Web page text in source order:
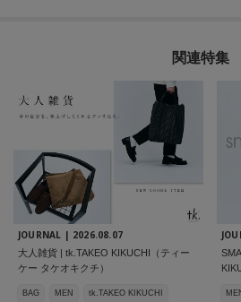
関連特集
JOURNAL | 2026.08.07
大人雑貨 | tk.TAKEO KIKUCHI（ティー
ケー タケオキクチ）
BAG MEN tk.TAKEO KIKUCHI